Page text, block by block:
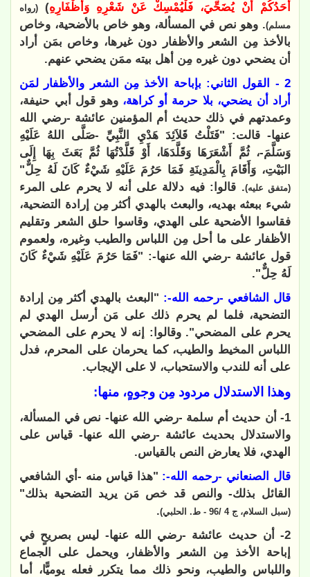
أَحَدُكُمْ أَنْ يُضَحِّيَ، فَلْيُمْسِكْ عَنْ شَعْرِهِ وَأَظْفَارِهِ)
(رواه
مسلم). وهو نص في المسألة، وهو خاص بالأضحية، وخاص
بالأخذ مِن الشعر والأظفار دون غيرها، وخاص بمَن أراد
أن يضحي دون غيره مِن أهل بيته ممَن يضحي عنهم.
2 - القول الثاني: بإباحة الأخذ مِن الشعر والأظفار لمَن
أراد أن يضحي، بلا حرمة أو كراهة، وهو قول أبي حنيفة،
وعمدتهم في ذلك حديث أم المؤمنين عائشة -رضي الله
عنها- قالت: "فَتَلْتُ قَلاَئِدَ هَدْيِ النَّبِيِّ -صَلَّى اللهُ عَلَيْهِ
وَسَلَّمَ-، ثُمَّ أَشْعَرَهَا وَقَلَّدَهَا، أَوْ قَلَّدْتُهَا ثُمَّ بَعَثَ بِهَا إِلَى
البَيْتِ، وَأَقَامَ بِالْمَدِينَةِ فَمَا حَرُمَ عَلَيْهِ شَيْءٌ كَانَ لَهُ حِلٌّ"
(متفق عليه). قالوا: فيه دلالة على أنه لا يحرم على المرء
شيء ببعثه بهديه، والبعث بالهدي أكثر مِن إرادة التضحية،
فقاسوا الأضحية على الهدي، وقاسوا حلق الشعر وتقليم
الأظفار على ما أحل مِن اللباس والطيب وغيره، ولعموم
قول عائشة -رضي الله عنها-: "فَمَا حَرُمَ عَلَيْهِ شَيْءٌ كَانَ
لَهُ حِلٌّ".
قال الشافعي -رحمه الله-: "البعث بالهدي أكثر مِن إرادة
التضحية، فلما لم يحرم ذلك على مَن أرسل الهدي لم
يحرم على المضحي". وقالوا: إنه لا يحرم على المضحي
اللباس المخيط والطيب، كما يحرمان على المحرم، فدل
على أنه للندب والاستحباب، لا على الإيجاب.
وهذا الاستدلال مردود مِن وجوهٍ، منها:
1- أن حديث أم سلمة -رضي الله عنها- نص في المسألة،
والاستدلال بحديث عائشة -رضي الله عنها- قياس على
الهدي، فلا يعارض النص بالقياس.
قال الصنعاني -رحمه الله-: "هذا قياس منه -أي الشافعي
القائل بذلك- والنص قد خص مَن يريد التضحية بذلك"
(سبل السلام، ج 4 /96 - ط. الحلبي)
.
2- أن حديث عائشة -رضي الله عنها- ليس بصريحٍ في
إباحة الأخذ مِن الشعر والأظفار، ويحمل على الجماع
واللباس والطيب، ونحو ذلك مما يتكرر فعله يوميًّا، أما